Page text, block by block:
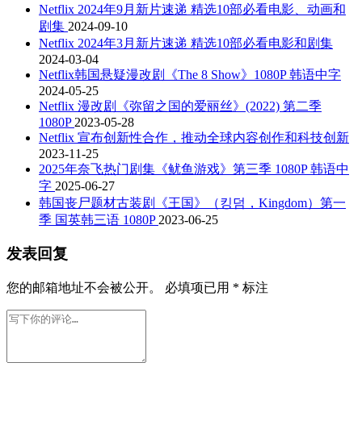
Netflix 2024年9月新片速递 精选10部必看电影、动画和
剧集 2024-09-10
Netflix 2024年3月新片速递 精选10部必看电影和剧集
2024-03-04
Netflix韩国悬疑漫改剧《The 8 Show》1080P 韩语中字
2024-05-25
Netflix 漫改剧《弥留之国的爱丽丝》(2022) 第二季
1080P 2023-05-28
Netflix 宣布创新性合作，推动全球内容创作和科技创新
2023-11-25
2025年奈飞热门剧集《鱿鱼游戏》第三季 1080P 韩语中
字 2025-06-27
韩国丧尸题材古装剧《王国》（킹덤，Kingdom）第一
季 国英韩三语 1080P 2023-06-25
发表回复
您的邮箱地址不会被公开。 必填项已用 * 标注